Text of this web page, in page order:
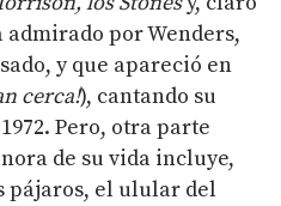
por Wenders,
y que apareció en
cerca!), cantando su
Pero, otra parte
de su vida incluye,
pájaros, el ulular del